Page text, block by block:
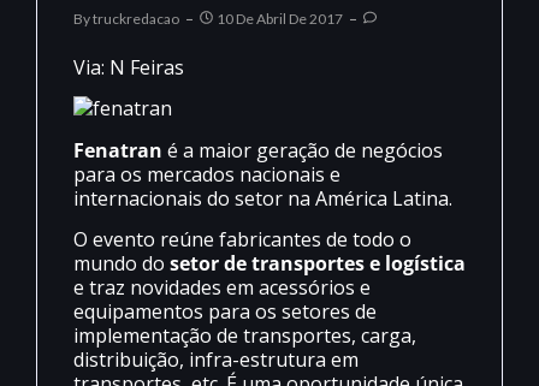
ByTruckredacao 10 De Abril De 2017
Via: N Feiras
Fenatran é a maior geração de negócios
para os mercados nacionais e
internacionais do setor na América Latina.
O evento reúne fabricantes de todo o
mundo do setor de transportes e logística
e traz novidades em acessórios e
equipamentos para os setores de
implementação de transportes, carga,
distribuição, infra-estrutura em